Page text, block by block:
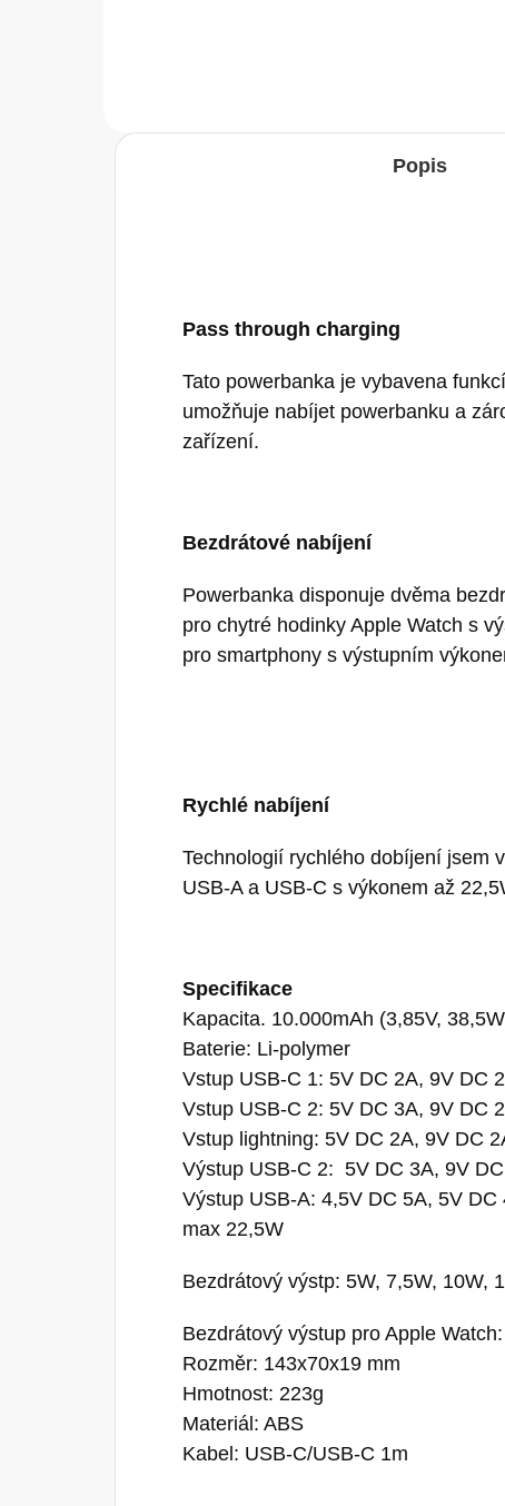
Popis
Pass through charging
Tato powerbanka je vybavena
umožňuje nabíjet powerbanku a
zařízení.
Bezdrátové nabíjení
Powerbanka disponuje dvěma
pro chytré hodinky Apple Watch s
pro smartphony s výstupním
Rychlé nabíjení
Technologií rychlého dobíjení jsem
USB-A a USB-C s výkonem až
Specifikace
Kapacita. 10.000mAh (3,85V,
Baterie: Li-polymer
Vstup USB-C 1: 5V DC 2A, 9V DC
Vstup USB-C 2: 5V DC 3A, 9V DC
Vstup lightning: 5V DC 2A, 9V DC
Výstup USB-C 2: 5V DC 3A, 9V
Výstup USB-A: 4,5V DC 5A, 5V
max 22,5W
Bezdrátový výstp: 5W, 7,5W, 10W,
Bezdrátový výstup pro Apple
Rozměr: 143x70x19 mm
Hmotnost: 223g
Materiál: ABS
Kabel: USB-C/USB-C 1m